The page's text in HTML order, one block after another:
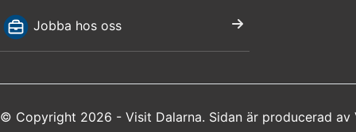
Jobba hos oss
© Copyright 2026 - Visit Dalarna. Sidan är producerad av